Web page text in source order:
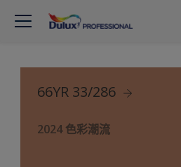
66YR 33/286
2024 色彩潮流